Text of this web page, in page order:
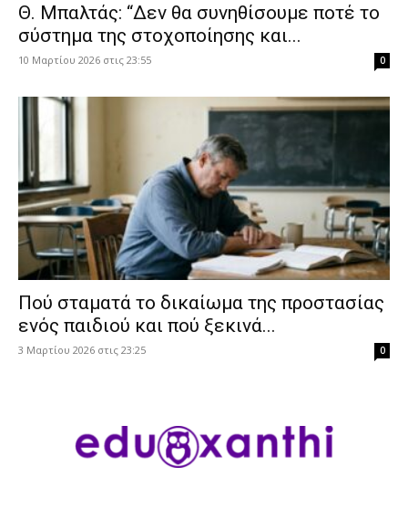
Θ. Μπαλτάς: “Δεν θα συνηθίσουμε ποτέ το
σύστημα της στοχοποίησης και...
10 Μαρτίου 2026 στις 23:55 0
Πού σταματά το δικαίωμα της προστασίας
ενός παιδιού και πού ξεκινά...
3 Μαρτίου 2026 στις 23:25 0